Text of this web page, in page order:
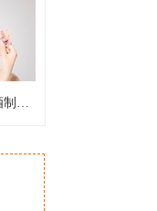
如何用白葡萄酒制作爽肤水 白葡萄酒制作爽肤水的好处